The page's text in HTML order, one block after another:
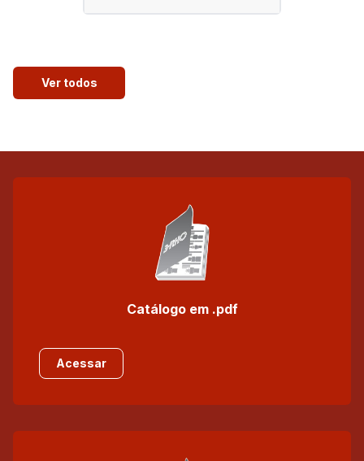
Ver todos
Catálogo em .pdf
Acessar